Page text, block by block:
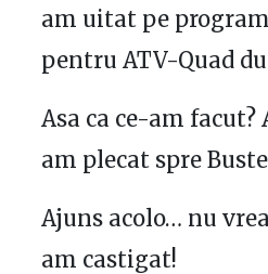
am uitat pe
pentru ATV-Quad
Asa ca ce-am
am plecat spre
Ajuns acolo… nu
am castigat!